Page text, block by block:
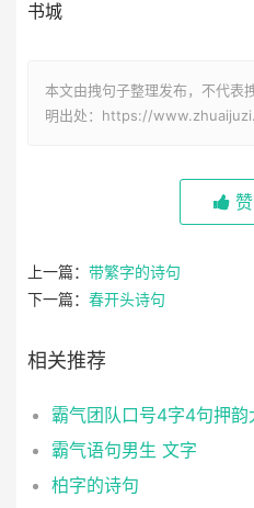
书城
本文由拽句子整理发布，不代表
明出处：https://
赞
上一篇： 带繁字的诗句
下一篇： 春开头诗句
相关推荐
霸气团队口号4字4句押韵
霸气语句男生 文字
柏字的诗句